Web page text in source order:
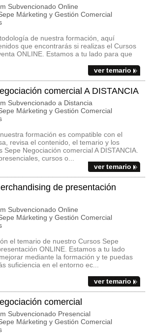
Subvencionado Online
Márketing y Gestión Comercial
de nuestra formación, aquí
que encontrarás si realizas el Cursos
ONLINE. Estamos a tu lado para que
ver temario
comercial A DISTANCIA
Subvencionado a Distancia
Márketing y Gestión Comercial
formación es compatible con el
revisa el contenido, el temario y los
Sepe Negociación comercial A DISTANCIA.
cursos o...
ver temario
de presentación
Subvencionado Online
Márketing y Gestión Comercial
el temario de nuestro Cursos Sepe
ONLINE. Estamos a tu lado
mediante la formación y te puedas
suficiencia en el entorno ec...
ver temario
comercial
Subvencionado Presencial
Márketing y Gestión Comercial